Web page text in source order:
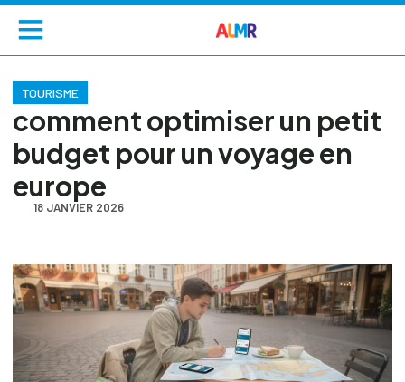
TOURISME
comment optimiser un petit
budget pour un voyage en
europe
18 JANVIER 2026